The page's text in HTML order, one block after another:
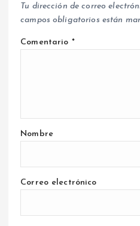
Tu dirección de correo
campos obligatorios están
Comentario *
Nombre
Correo electrónico